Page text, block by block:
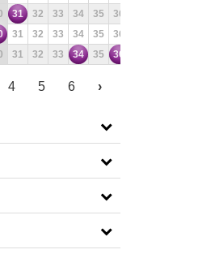
31 32 33 34 35 36
31 32 33 34 35 36
31 32 33 34 35 36
4 5 6 ›